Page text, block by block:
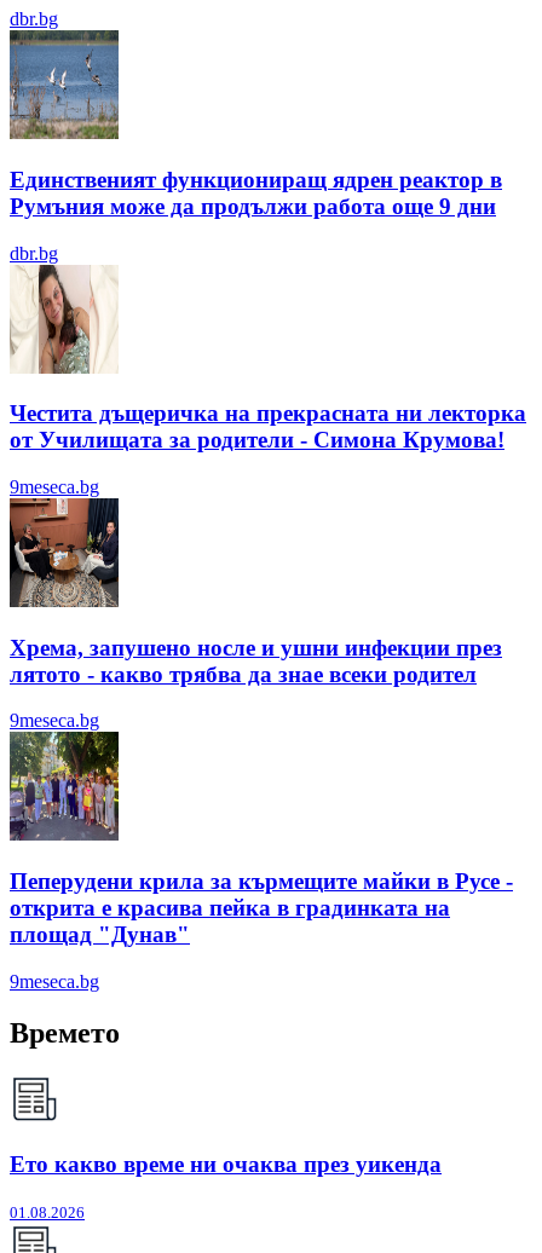
dbr.bg
Единственият функциониращ ядрен реактор в
Румъния може да продължи работа още 9 дни
dbr.bg
Честита дъщеричка на прекрасната ни лекторка
от Училищата за родители - Симона Крумова!
9meseca.bg
Хрема, запушено носле и ушни инфекции през
лятотo - какво трябва да знае всеки родител
9meseca.bg
Пеперудени крила за кърмещите майки в Русе -
открита е красива пейка в градинката на
площад "Дунав"
9meseca.bg
Времето
Ето какво време ни очаква през уикенда
01.08.2026